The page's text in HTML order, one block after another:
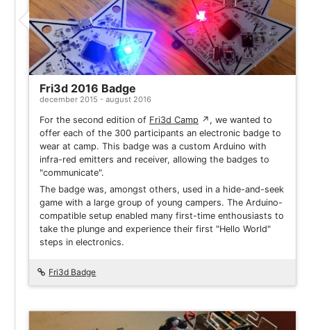
Project
Fri3d 2016 Badge
december 2015 - august 2016
For the second edition of Fri3d Camp ↗ , we wanted to
offer each of the 300 participants an electronic badge to
wear at camp. This badge was a custom Arduino with
infra-red emitters and receiver, allowing the badges to
"communicate".
The badge was, amongst others, used in a hide-and-seek
game with a large group of young campers. The Arduino-
compatible setup enabled many first-time enthousiasts to
take the plunge and experience their first "Hello World"
steps in electronics.
Fri3d Badge